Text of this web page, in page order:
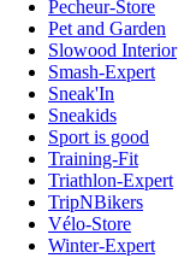
Pecheur-Store
Pet and Garden
Slowood Interior
Smash-Expert
Sneak'In
Sneakids
Sport is good
Training-Fit
Triathlon-Expert
TripNBikers
Vélo-Store
Winter-Expert